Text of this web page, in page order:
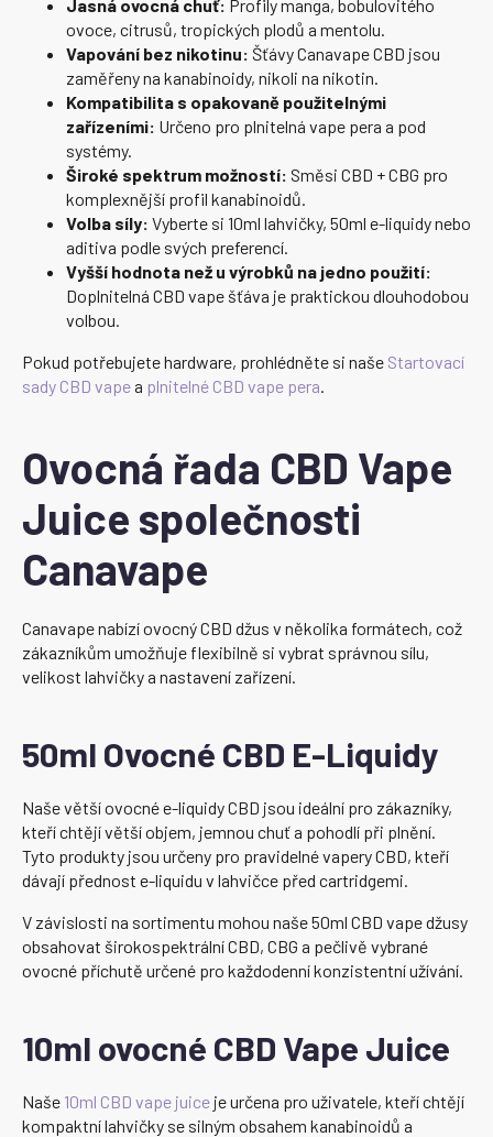
Jasná ovocná chuť: Profily manga, bobulovitého
ovoce, citrusů, tropických plodů a mentolu.
Vapování bez nikotinu: Šťávy Canavape CBD jsou
zaměřeny na kanabinoidy, nikoli na nikotin.
Kompatibilita s opakovaně použitelnými
zařízeními: Určeno pro plnitelná vape pera a pod
systémy.
Široké spektrum možností: Směsi CBD + CBG pro
komplexnější profil kanabinoidů.
Volba síly: Vyberte si 10ml lahvičky, 50ml e-liquidy nebo
aditiva podle svých preferencí.
Vyšší hodnota než u výrobků na jedno použití:
Doplnitelná CBD vape šťáva je praktickou dlouhodobou
volbou.
Pokud potřebujete hardware, prohlédněte si naše Startovací
sady CBD vapea plnitelné CBD vape pera.
Ovocná řada CBD Vape
Juice společnosti
Canavape
Canavape nabízí ovocný CBD džus v několika formátech, což
zákazníkům umožňuje flexibilně si vybrat správnou sílu,
velikost lahvičky a nastavení zařízení.
50ml Ovocné CBD E-Liquidy
Naše větší ovocné e-liquidy CBD jsou ideální pro zákazníky,
kteří chtějí větší objem, jemnou chuť a pohodlí při plnění.
Tyto produkty jsou určeny pro pravidelné vapery CBD, kteří
dávají přednost e-liquidu v lahvičce před cartridgemi.
V závislosti na sortimentu mohou naše 50ml CBD vape džusy
obsahovat širokospektrální CBD, CBG a pečlivě vybrané
ovocné příchutě určené pro každodenní konzistentní užívání.
10ml ovocné CBD Vape Juice
Naše 10ml CBD vape juice je určena pro uživatele, kteří chtějí
kompaktní lahvičky se silným obsahem kanabinoidů a